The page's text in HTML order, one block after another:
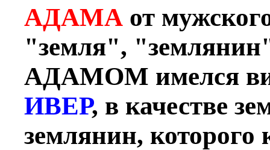
АДАМА от
"земля",
АДАМОМ имелся
ИВЕР, в качестве
землянин,